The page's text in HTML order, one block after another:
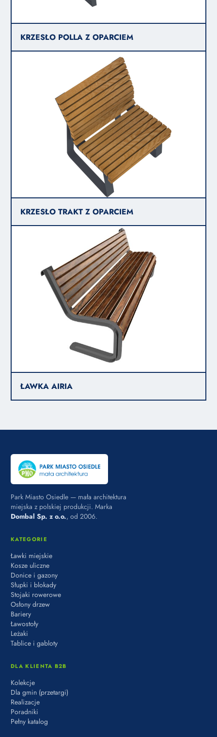
KRZESŁO POLLA Z OPARCIEM
KRZESŁO TRAKT Z OPARCIEM
ŁAWKA AIRIA
Park Miasto Osiedle — mała architektura
miejska z polskiej produkcji. Marka
Dombal Sp. z o.o., od 2006.
KATEGORIE
Ławki miejskie
Kosze uliczne
Donice i gazony
Słupki i blokady
Stojaki rowerowe
Osłony drzew
Bariery
Ławostoły
Leżaki
Tablice i gabloty
DLA KLIENTA B2B
Kolekcje
Dla gmin (przetargi)
Realizacje
Poradniki
Pełny katalog